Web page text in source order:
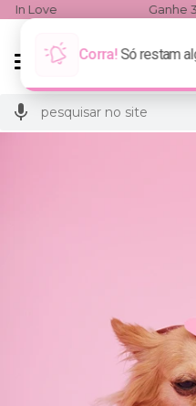
Ganhe 3% de cashback
Mudar
Busca